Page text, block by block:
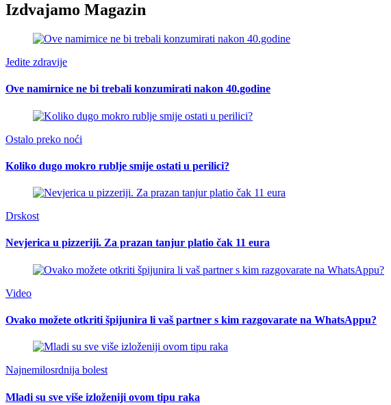
Izdvajamo Magazin
Jedite zdravije
Ove namirnice ne bi trebali konzumirati nakon 40.godine
Ostalo preko noći
Koliko dugo mokro rublje smije ostati u perilici?
Drskost
Nevjerica u pizzeriji. Za prazan tanjur platio čak 11 eura
Video
Ovako možete otkriti špijunira li vaš partner s kim razgovarate na WhatsAppu?
Najnemilosrdnija bolest
Mladi su sve više izloženiji ovom tipu raka